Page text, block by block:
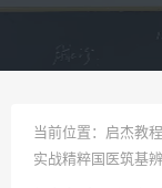
当前位置： 启杰教
实战精粹国医筑基